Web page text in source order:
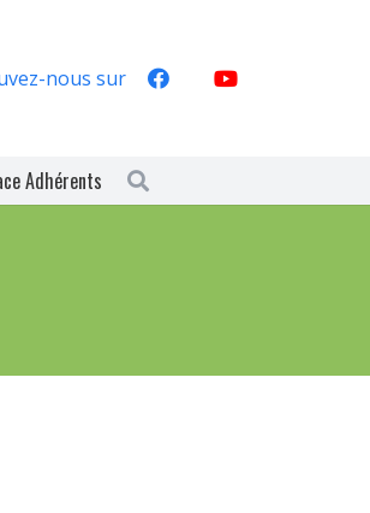
nous sur
Adhérents